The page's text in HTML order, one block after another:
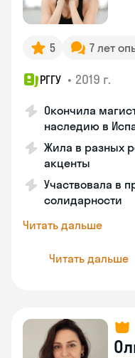
5 7 лет
РГГУ • 2019 г.
Окончила
наследию в
Жила в разных
акценты
Участвовала в
солидарности
Читать дальше
Читать дальше